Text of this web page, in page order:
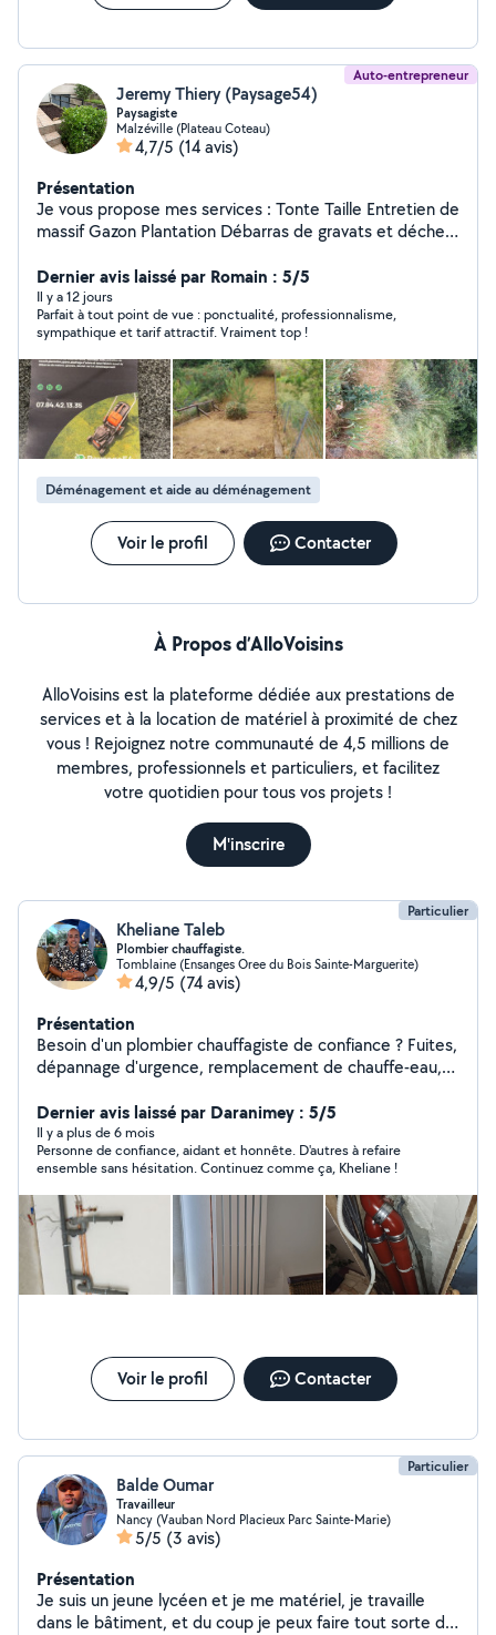
Auto-entrepreneur
Jeremy Thiery (Paysage54)
Paysagiste
Malzéville (Plateau Coteau)
4,7/5 (14 avis)
Présentation
Je vous propose mes services : Tonte Taille Entretien de
massif Gazon Plantation Débarras de gravats et déchet
Dernier avis laissé par Romain : 5/5
Il y a 12 jours
Parfait à tout point de vue : ponctualité, professionnalisme,
sympathique et tarif attractif. Vraiment top !
Déménagement et aide au déménagement
Voir le profil Contacter
À Propos d’AlloVoisins
AlloVoisins est la plateforme dédiée aux prestations de
services et à la location de matériel à proximité de chez
vous ! Rejoignez notre communauté de 4,5 millions de
membres, professionnels et particuliers, et facilitez
votre quotidien pour tous vos projets !
M'inscrire
Particulier
Kheliane Taleb
Plombier chauffagiste.
Tomblaine (Ensanges Oree du Bois Sainte-Marguerite)
4,9/5 (74 avis)
Présentation
Besoin d'un plombier chauffagiste de confiance ? Fuites,
dépannage d'urgence, remplacement de chauffe-eau,
réparation de canalisations et tout travaux de plomberie
. Je mets mon savoir-faire a votre service avec un travail
propre, soigné, une intervention rapide et des tarifs
transparents. Besoin d'une intervention ou d'un devis ?
Contactez-moi dès maintenant ! Votre satisfaction est
ma priorité !
Dernier avis laissé par Daranimey : 5/5
Il y a plus de 6 mois
Personne de confiance, aidant et honnête. D'autres à refaire
ensemble sans hésitation. Continuez comme ça, Kheliane !
Voir le profil Contacter
Particulier
Balde Oumar
Travailleur
Nancy (Vauban Nord Placieux Parc Sainte-Marie)
5/5 (3 avis)
Présentation
Je suis un jeune lycéen et je me matériel, je travaille
dans le bâtiment, et du coup je peux faire tout sorte de